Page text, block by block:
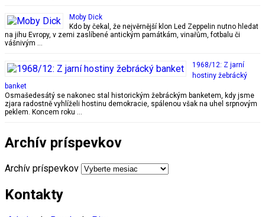
Moby Dick
Kdo by čekal, že nejvěrnější klon Led Zeppelin nutno hledat
na jihu Evropy, v zemi zaslíbené antickým památkám, vinařům, fotbalu či
vášnivým …
1968/12: Z jarní
hostiny žebrácký
banket
Osmašedesátý se nakonec stal historickým žebráckým banketem, kdy jsme
zjara radostně vyhlíželi hostinu demokracie, spálenou však na uhel srpnovým
peklem. Koncem roku …
Archív príspevkov
Archív príspevkov
Kontakty